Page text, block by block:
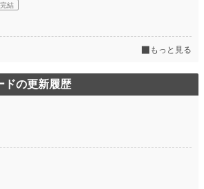
完結
もっと見る
ドの更新履歴